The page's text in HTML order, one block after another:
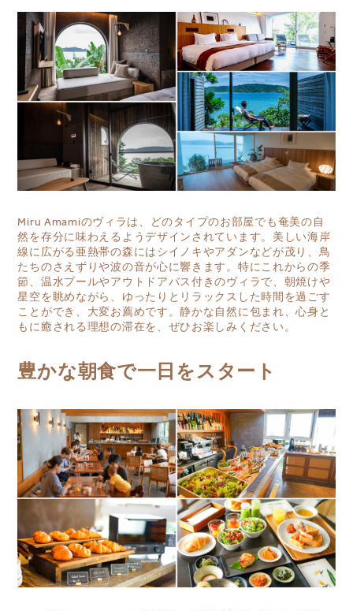
Miru Amamiのヴィラは、どのタイプのお部屋でも奄美の自
然を存分に味わえるようデザインされています。美しい海岸
線に広がる亜熱帯の森にはシイノキやアダンなどが茂り、鳥
たちのさえずりや波の音が心に響きます。特にこれからの季
節、温水プールやアウトドアバス付きのヴィラで、朝焼けや
星空を眺めながら、ゆったりとリラックスした時間を過ごす
ことができ、大変お薦めです。静かな自然に包まれ、心身と
もに癒される理想の滞在を、ぜひお楽しみください。
豊かな朝食で一日をスタート